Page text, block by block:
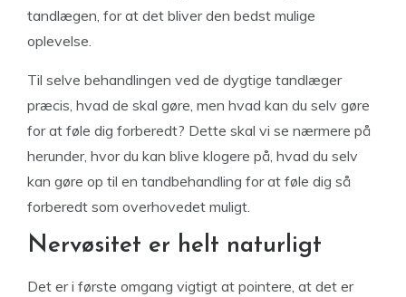
tandlægen, for at det bliver den bedst mulige
oplevelse.
Til selve behandlingen ved de dygtige tandlæger
præcis, hvad de skal gøre, men hvad kan du selv gøre
for at føle dig forberedt? Dette skal vi se nærmere på
herunder, hvor du kan blive klogere på, hvad du selv
kan gøre op til en tandbehandling for at føle dig så
forberedt som overhovedet muligt.
Nervøsitet er helt naturligt
Det er i første omgang vigtigt at pointere, at det er